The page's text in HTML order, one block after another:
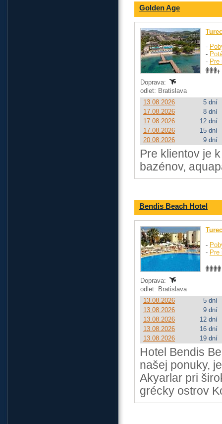
Golden Age
-
-
- Pre
Doprava:
odlet: Bratislava
13.08.2026
5 dní
17.08.2026
8 dní
17.08.2026
12 dní
17.08.2026
15 dní
20.08.2026
9 dní
Pre klientov je
bazénov,
Bendis Beach Hotel
-
- Pre
Doprava:
odlet: Bratislava
13.08.2026
5 dní
13.08.2026
9 dní
13.08.2026
12 dní
13.08.2026
16 dní
13.08.2026
19 dní
Hotel Bendis
našej ponuky,
Akyarlar pri
grécky ostrov